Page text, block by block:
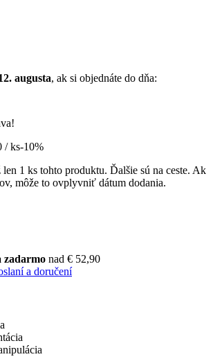
augusta, ak si objednáte do dňa:
/ ks-10%
len 1 ks tohto produktu. Ďalšie sú na ceste. Ak
môže to ovplyvniť dátum dodania.
zadarmo nad € 52,90
a doručení